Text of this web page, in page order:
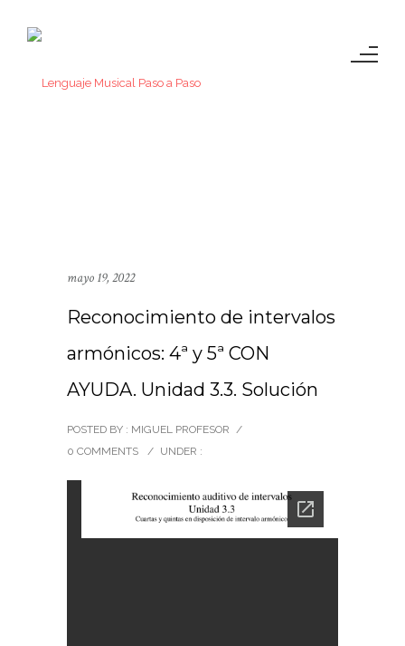
mayo 19, 2022
Reconocimiento de intervalos
armónicos: 4ª y 5ª CON
AYUDA. Unidad 3.3. Solución
POSTED BY : MIGUEL PROFESOR /
0 COMMENTS
/ UNDER :